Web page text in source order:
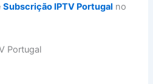
Subscrição IPTV Portugal no
Portugal